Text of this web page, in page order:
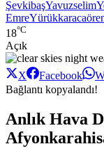
ŞevkibaşYavuzselim
Emre
18°C
Açık
X Facebook
Bağlantı kopyalandı!
Anlık Hava